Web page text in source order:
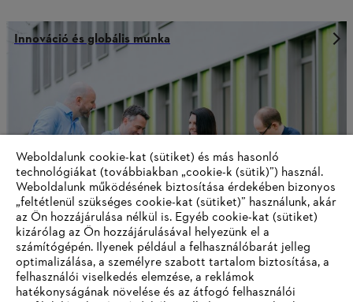
Innováció és globális munka
Oktatás és emberek
Weboldalunk cookie-kat (sütiket) és más hasonló
technológiákat (továbbiakban „cookie-k (sütik)”) használ.
Weboldalunk működésének biztosítása érdekében bizonyos
„feltétlenül szükséges cookie-kat (sütiket)” használunk, akár
az Ön hozzájárulása nélkül is. Egyéb cookie-kat (sütiket)
kizárólag az Ön hozzájárulásával helyezünk el a
számítógépén. Ilyenek például a felhasználóbarát jelleg
optimalizálása, a személyre szabott tartalom biztosítása, a
felhasználói viselkedés elemzése, a reklámok
hatékonyságának növelése és az átfogó felhasználói